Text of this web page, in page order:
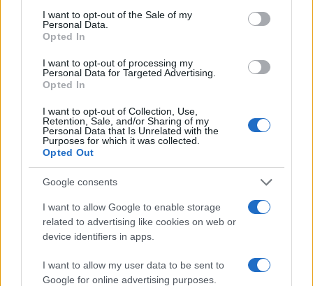
consent section.
I want to opt-out of the Sale of my
Personal Data.
Opted In
I want to opt-out of processing my
Personal Data for Targeted Advertising.
Opted In
I want to opt-out of Collection, Use,
Retention, Sale, and/or Sharing of my
Personal Data that Is Unrelated with the
Purposes for which it was collected.
Opted Out
Google consents
I want to allow Google to enable storage
related to advertising like cookies on web or
device identifiers in apps.
I want to allow my user data to be sent to
Google for online advertising purposes.
Continua a leggere
TEEN NEWS